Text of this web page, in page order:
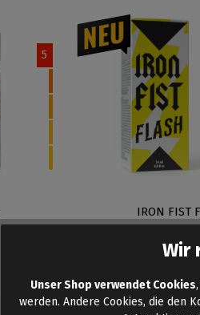
5
IRON FIST
Auf Lager
Wir
Unser Shop verwendet Cookies
werden. Andere Cookies, die den